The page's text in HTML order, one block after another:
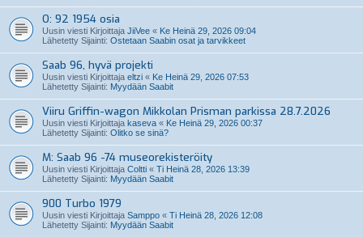
O: 92 1954 osia
Uusin viesti Kirjoittaja JiiVee « Ke Heinä 29, 2026 09:04
Lähetetty Sijainti: Ostetaan Saabin osat ja tarvikkeet
Saab 96, hyvä projekti
Uusin viesti Kirjoittaja eltzi « Ke Heinä 29, 2026 07:53
Lähetetty Sijainti: Myydään Saabit
Viiru Griffin-wagon Mikkolan Prisman parkissa 28.7.2026
Uusin viesti Kirjoittaja kaseva « Ke Heinä 29, 2026 00:37
Lähetetty Sijainti: Olitko se sinä?
M: Saab 96 -74 museorekisteröity
Uusin viesti Kirjoittaja Coltti « Ti Heinä 28, 2026 13:39
Lähetetty Sijainti: Myydään Saabit
900 Turbo 1979
Uusin viesti Kirjoittaja Samppo « Ti Heinä 28, 2026 12:08
Lähetetty Sijainti: Myydään Saabit